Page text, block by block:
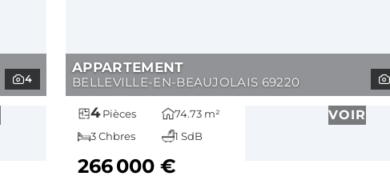
4
APPARTEMENT
BELLEVILLE-EN-BEAUJOLAIS 69220
4Pièces
74.73 m²
3 Chbres
1 SdB
266 000 €
VOIR